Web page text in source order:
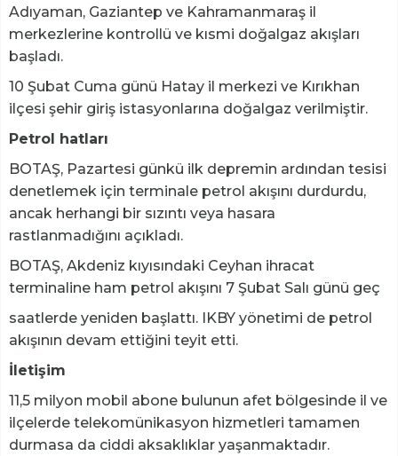
Adıyaman, Gaziantep ve Kahramanmaraş il
merkezlerine kontrollü ve kısmi doğalgaz akışları
başladı.
10 Şubat Cuma günü Hatay il merkezi ve Kırıkhan
ilçesi şehir giriş istasyonlarına doğalgaz verilmiştir.
Petrol hatları
BOTAŞ, Pazartesi günkü ilk depremin ardından tesisi
denetlemek için terminale petrol akışını durdurdu,
ancak herhangi bir sızıntı veya hasara
rastlanmadığını açıkladı.
BOTAŞ, Akdeniz kıyısındaki Ceyhan ihracat
terminaline ham petrol akışını 7 Şubat Salı günü geç
saatlerde yeniden başlattı. IKBY yönetimi de petrol
akışının devam ettiğini teyit etti.
İletişim
11,5 milyon mobil abone bulunun afet bölgesinde il ve
ilçelerde telekomünikasyon hizmetleri tamamen
durmasa da ciddi aksaklıklar yaşanmaktadır.